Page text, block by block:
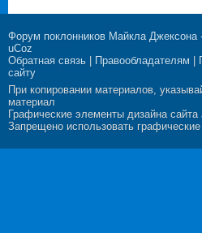
Форум поклонников Майкла Джексона
uCoz
Обратная связь
Правообладателям
сайту
При копировании материалов,
материал
Графические элементы дизайна
Запрещено использовать